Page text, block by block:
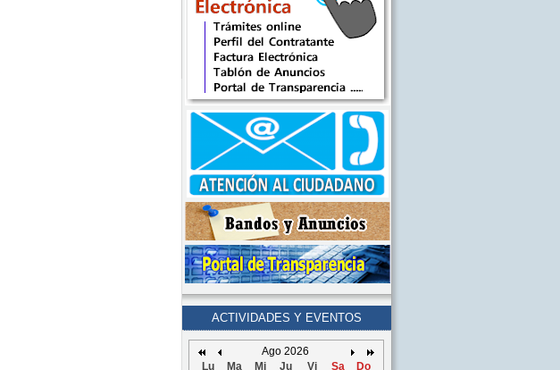
ACTIVIDADES Y EVENTOS
Ago 2026
Lu
Ma Mi Ju Vi Sa
Do